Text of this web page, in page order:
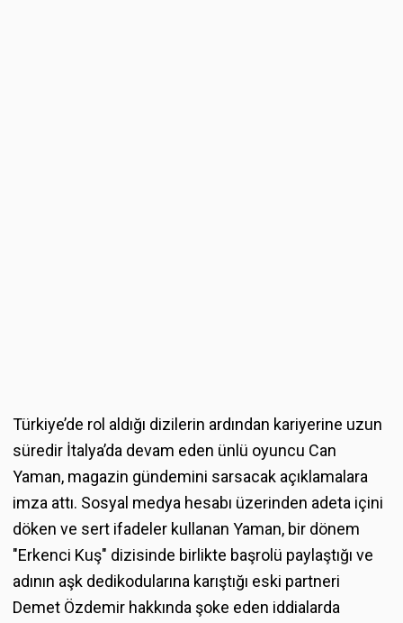
Türkiye’de rol aldığı dizilerin ardından kariyerine uzun
süredir İtalya’da devam eden ünlü oyuncu Can
Yaman, magazin gündemini sarsacak açıklamalara
imza attı. Sosyal medya hesabı üzerinden adeta içini
döken ve sert ifadeler kullanan Yaman, bir dönem
"Erkenci Kuş" dizisinde birlikte başrolü paylaştığı ve
adının aşk dedikodularına karıştığı eski partneri
Demet Özdemir hakkında şoke eden iddialarda